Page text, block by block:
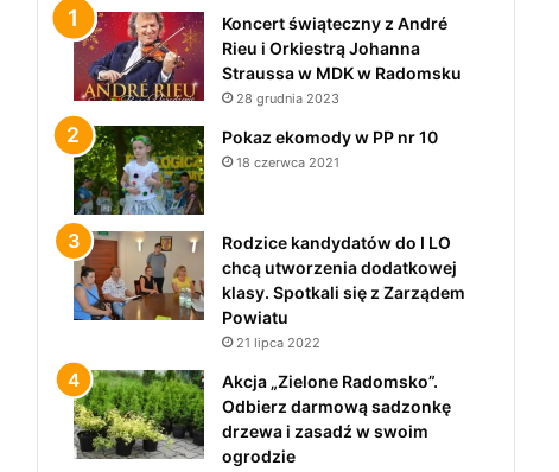
Koncert świąteczny z André
Rieu i Orkiestrą Johanna
Straussa w MDK w Radomsku
28 grudnia 2023
Pokaz ekomody w PP nr 10
18 czerwca 2021
Rodzice kandydatów do I LO
chcą utworzenia dodatkowej
klasy. Spotkali się z Zarządem
Powiatu
21 lipca 2022
Akcja „Zielone Radomsko”.
Odbierz darmową sadzonkę
drzewa i zasadź w swoim
ogrodzie